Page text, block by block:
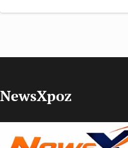
NewsXpoz